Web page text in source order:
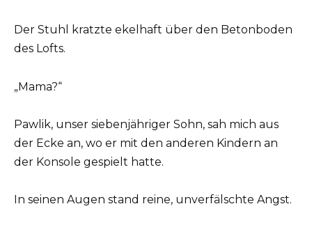
Der Stuhl kratzte ekelhaft über den Betonboden
des Lofts.
„Mama?“
Pawlik, unser siebenjähriger Sohn, sah mich aus
der Ecke an, wo er mit den anderen Kindern an
der Konsole gespielt hatte.
In seinen Augen stand reine, unverfälschte Angst.